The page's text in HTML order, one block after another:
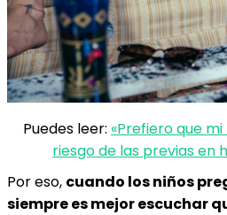
Puedes leer: «Prefiero que
riesgo de las previas en
Por eso, cuando los niños
siempre es mejor escuchar